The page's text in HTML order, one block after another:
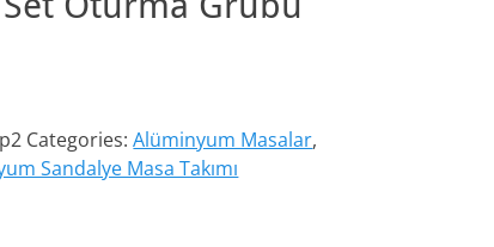
Categories:Alüminyum Masalar,
Sandalye Masa Takımı